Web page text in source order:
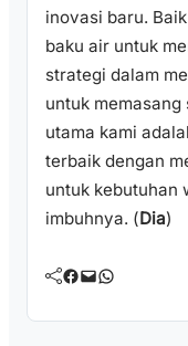
inovasi baru.
baku air untuk
strategi dalam
untuk
utama kami
terbaik dengan
untuk kebutuhan
imbuhnya. (Dia)
Facebook Mail WhatsApp